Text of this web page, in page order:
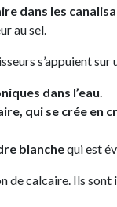
dans les
au sel.
s’appuient sur
dans l’eau
qui se crée en
blanchequi est
de calcaire. Ils sont